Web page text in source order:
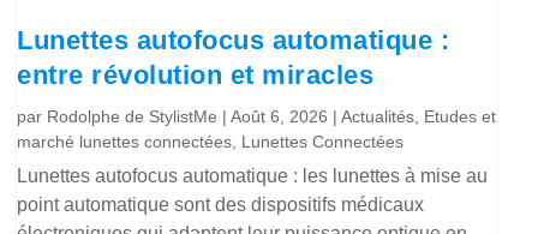
Lunettes autofocus automatique :
entre révolution et miracles
par Rodolphe de StylistMe |Août 6, 2026 |Actualités Etudes et
marché lunettes connectées Lunettes Connectées
Lunettes autofocus automatique : les lunettes à mise au
point automatique sont des dispositifs médicaux